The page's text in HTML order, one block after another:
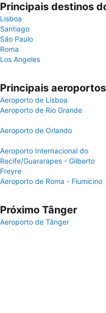
Principais destinos
Lisboa
Santiago
São Paulo
Roma
Los Angeles
Principais
Aeroporto de Lisboa
Aeroporto de Rio Grande
Aeroporto de Orlando
Aeroporto Internacional do
Recife/Guararapes - Gilberto
Freyre
Aeroporto de Roma - Fiumicino
Próximo Tânger
Aeroporto de Tânger